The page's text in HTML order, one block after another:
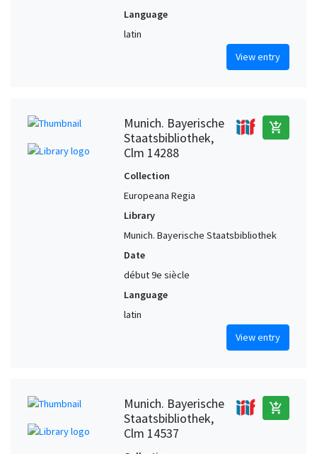
Language
latin
View entry
Munich. Bayerische
Staatsbibliothek,
Clm 14288
add_shopping_cart
Collection
Europeana Regia
Library
Munich. Bayerische Staatsbibliothek
Date
début 9e siècle
Language
latin
View entry
Munich. Bayerische
Staatsbibliothek,
Clm 14537
add_shopping_cart